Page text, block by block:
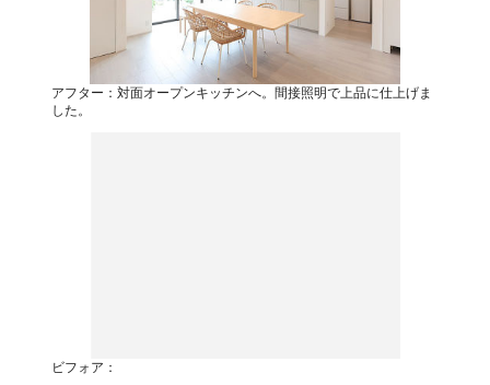
アフター：対面オープンキッチンへ。間接照明で上品に仕上げま
した。
ビフォア：